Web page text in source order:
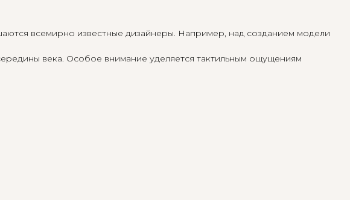
всемирно известные дизайнеры. Например, над созданием модели
века. Особое внимание уделяется тактильным ощущениям